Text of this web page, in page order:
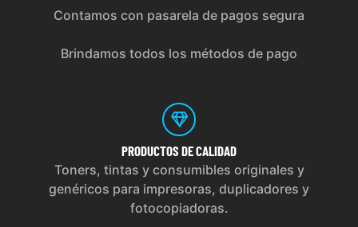
Contamos con pasarela de pagos segura
Brindamos todos los métodos de pago
PRODUCTOS DE CALIDAD
Toners, tintas y consumibles originales y
genéricos para impresoras, duplicadores y
fotocopiadoras.